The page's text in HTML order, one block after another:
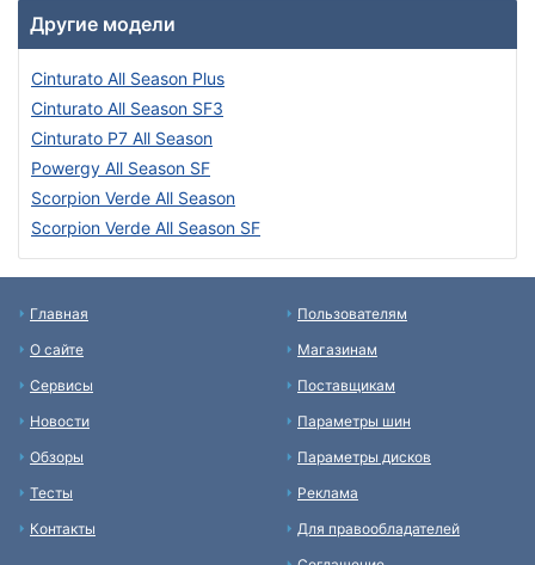
Другие модели
Cinturato All Season Plus
Cinturato All Season SF3
Cinturato P7 All Season
Powergy All Season SF
Scorpion Verde All Season
Scorpion Verde All Season SF
Главная
О сайте
Сервисы
Новости
Обзоры
Тесты
Контакты
Пользователям
Магазинам
Поставщикам
Параметры шин
Параметры дисков
Реклама
Для правообладателей